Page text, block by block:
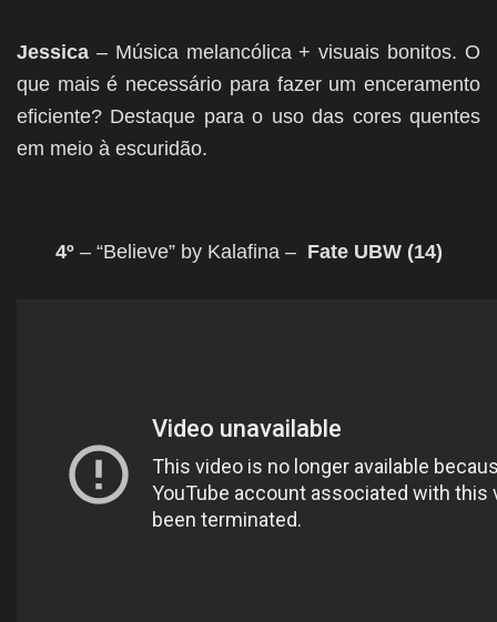
Jessica – Música melancólica + visuais bonitos. O
que mais é necessário para fazer um enceramento
eficiente? Destaque para o uso das cores quentes
em meio à escuridão.
4º– “Believe” by Kalafina – Fate UBW (14)